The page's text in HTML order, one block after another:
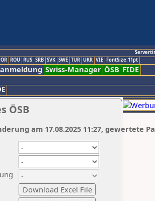
ROU RUS SRB SVK SWE TUR UKR VIE FontSize:11pt
Swiss-Manager ÖSB FIDE
ÖSB
am 17.08.2025 11:27, gewertete